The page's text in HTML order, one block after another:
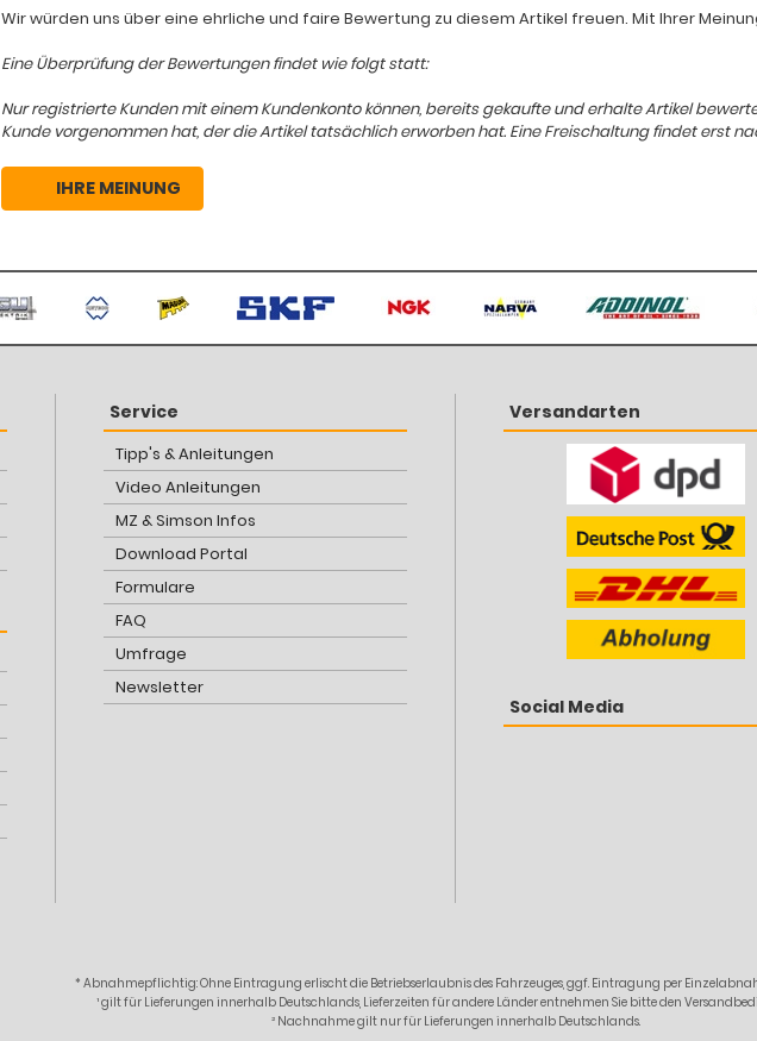
Wir würden uns über eine ehrliche und faire Bewertung zu diesem Artikel freuen. Mit Ihrer
Eine Überprüfung der Bewertungen findet wie folgt statt:
Nur registrierte Kunden mit einem Kundenkonto können, bereits gekaufte und erhalte Artikel
Kunde vorgenommen hat, der die Artikel tatsächlich erworben hat. Eine Freischaltung findet erst
IHRE MEINUNG
Service
Tipp's & Anleitungen
Video Anleitungen
MZ & Simson Infos
Download Portal
Formulare
FAQ
Umfrage
Newsletter
Versandarten
Social Media
* Abnahmepflichtig: Ohne Eintragung erlischt die Betriebserlaubnis des Fahrzeuges, ggf. Eintragung per
¹ gilt für Lieferungen innerhalb Deutschlands, Lieferzeiten für andere Länder entnehmen Sie bitte den
² Nachnahme gilt nur für Lieferungen innerhalb Deutschlands.